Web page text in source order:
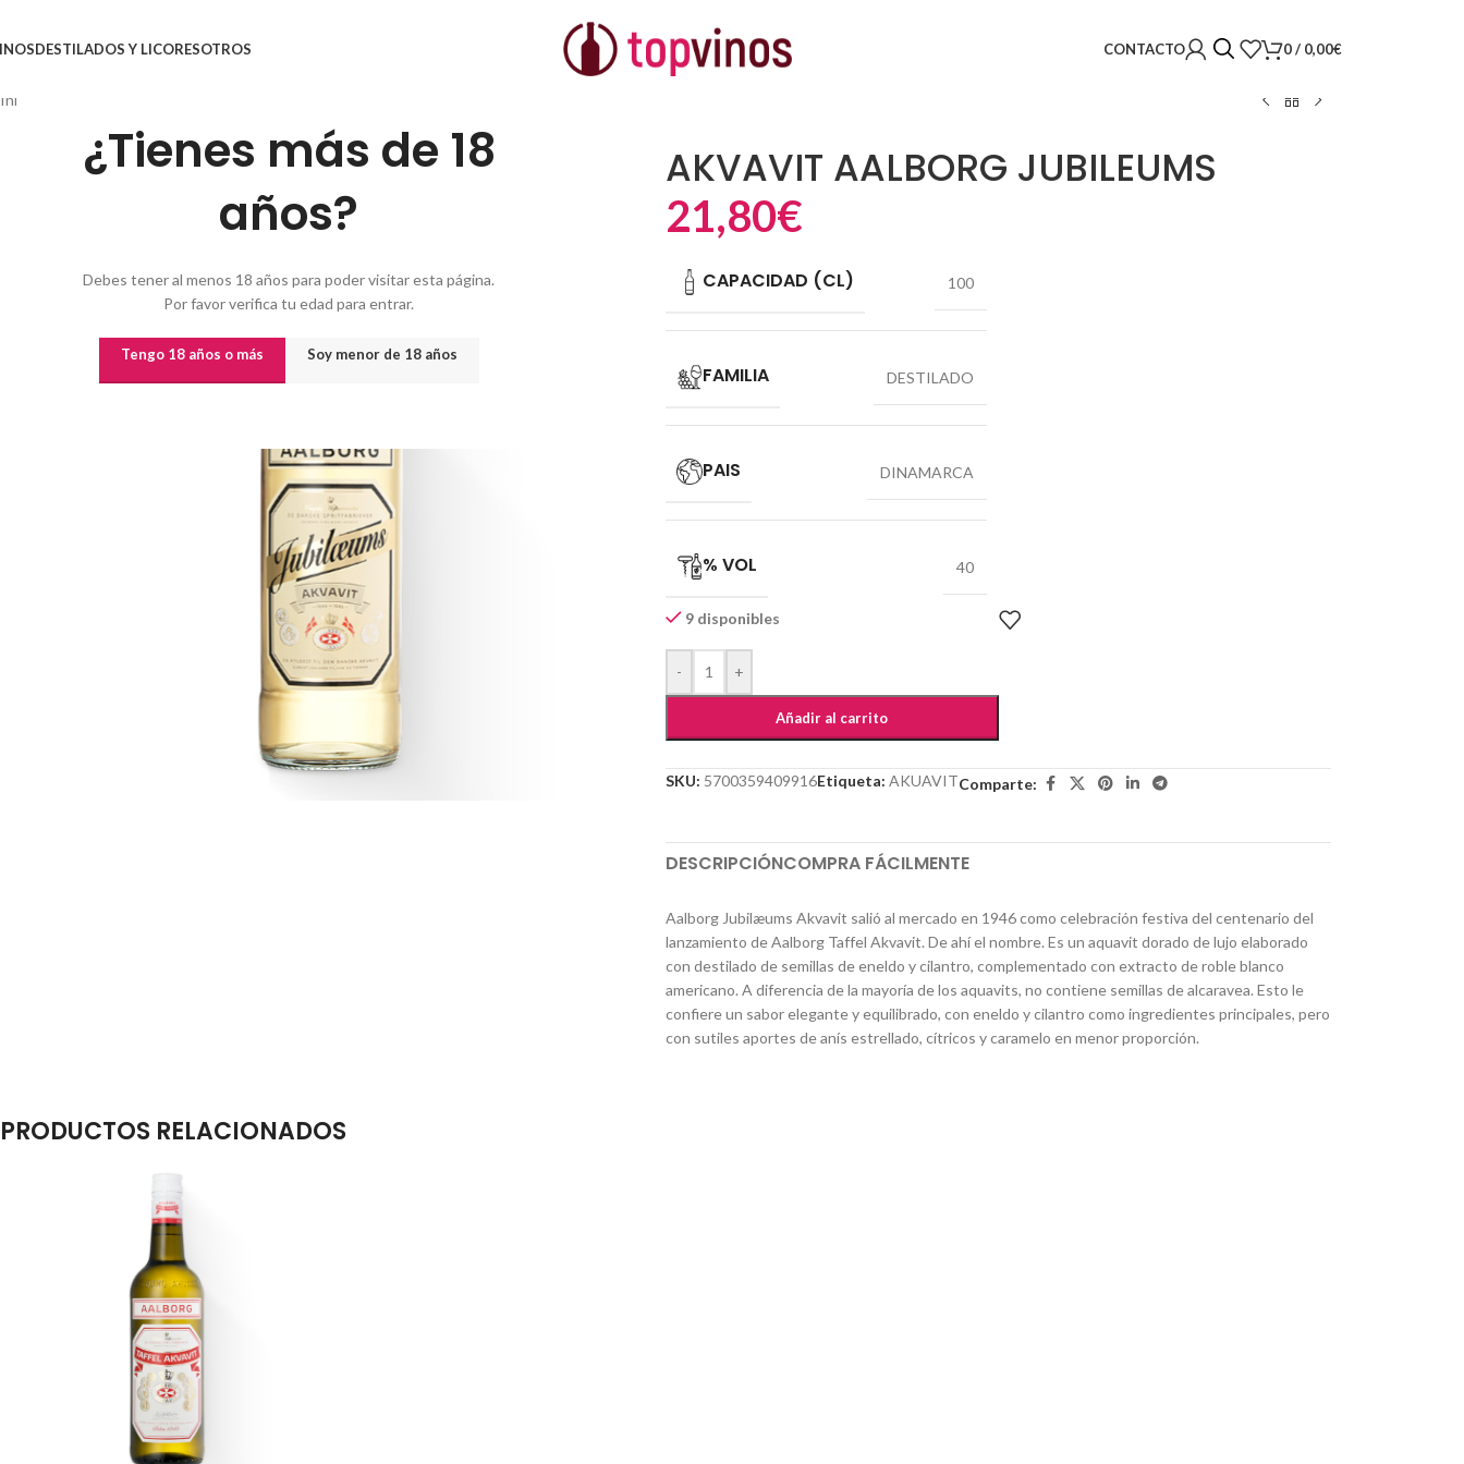
¿Tienes más de 18
años?
Debes tener al menos 18 años para poder visitar esta página.
Por favor verifica tu edad para entrar.
Tengo 18 años o más Soy menor de 18 años
DESTILADOS Y LICORESOTROS CONTACTO 0/ 0,00€
Inicio
AKVAVIT AALBORG JUBILEUMS
21,80€
CAPACIDAD (CL) 100
FAMILIA DESTILADO
PAIS DINAMARCA
% VOL 40
9 disponibles
- +
Añadir al carrito
SKU: 5700359409916Etiqueta: AKUAVITComparte:
DESCRIPCIÓNCOMPRA FÁCILMENTE
Aalborg Jubilæums Akvavit salió al mercado en 1946 como celebración festiva del centenario del
lanzamiento de Aalborg Taffel Akvavit. De ahí el nombre. Es un aquavit dorado de lujo elaborado
con destilado de semillas de eneldo y cilantro, complementado con extracto de roble blanco
americano. A diferencia de la mayoría de los aquavits, no contiene semillas de alcaravea. Esto le
confiere un sabor elegante y equilibrado, con eneldo y cilantro como ingredientes principales, pero
con sutiles aportes de anís estrellado, cítricos y caramelo en menor proporción.
PRODUCTOS RELACIONADOS